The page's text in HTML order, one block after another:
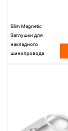
Slim Magnetic
Заглушки для
накладного
шинопровода